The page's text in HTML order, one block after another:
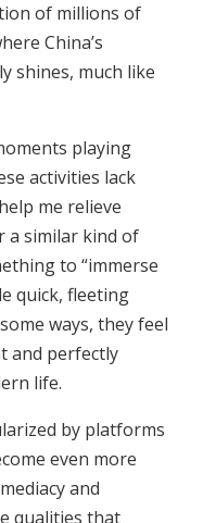
of millions of
China’s
shines, much like
playing
activities lack
me relieve
a similar kind of
to “immerse
quick, fleeting
ways, they feel
and perfectly
life.
by platforms
even more
and
qualities that